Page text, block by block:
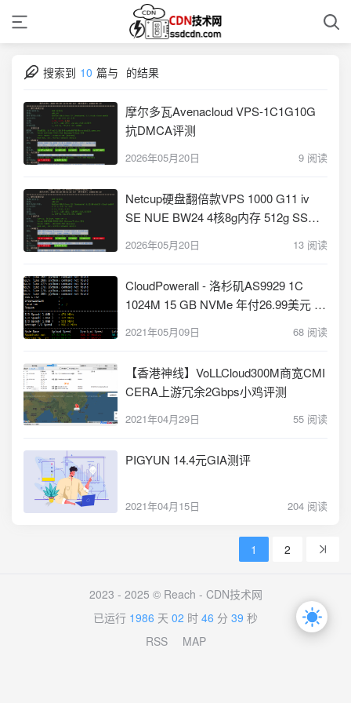
搜索到 10 篇与 的结果
摩尔多瓦Avenacloud VPS-1C1G10G
抗DMCA评测
2026年05月20日 9 阅读
Netcup硬盘翻倍款VPS 1000 G11 iv
SE NUE BW24 4核8g内存 512g SSD
2026年05月20日 13 阅读
CloudPowerall - 洛杉矶AS9929 1C
1024M 15 GB NVMe 年付26.99美元 评
2021年05月09日 68 阅读
【香港神线】VoLLCloud300M商宽CMI
CERA上游冗余2Gbps小鸡评测
2021年04月29日 55 阅读
PIGYUN 14.4元GIA测评
2021年04月15日 204 阅读
1 2
2023 - 2025 © Reach - CDN技术网
已运行 1986 天 02 时 46 分 39 秒
RSS
MAP